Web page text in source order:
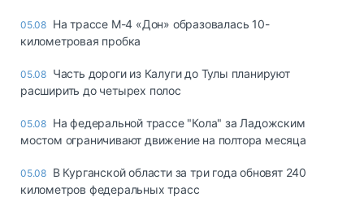
05.08 На трассе М-4 «Дон» образовалась 10-
километровая пробка
05.08 Часть дороги из Калуги до Тулы планируют
расширить до четырех полос
05.08 На федеральной трассе "Кола" за Ладожским
мостом ограничивают движение на полтора месяца
05.08 В Курганской области за три года обновят 240
километров федеральных трасс